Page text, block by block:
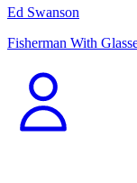
Ed Swanson
Fisherman With